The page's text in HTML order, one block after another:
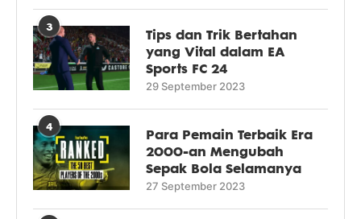
3
Tips dan Trik Bertahan
yang Vital dalam EA
Sports FC 24
29 September 2023
4
Para Pemain Terbaik Era
2000-an Mengubah
Sepak Bola Selamanya
27 September 2023